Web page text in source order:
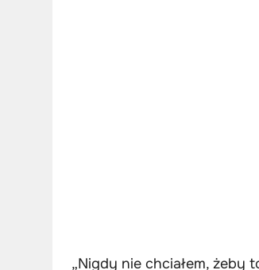
„Nigdy nie chciałem, żeby